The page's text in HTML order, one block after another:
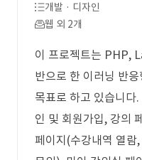
개발 · 디자인
웹 외 2개
이 프로젝트는 PHP,
반으로 한 이러닝 반
목표로 하고 있습니다
인 및 회원가입, 강의
페이지(수강내역 열람